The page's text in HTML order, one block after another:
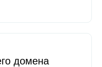
домена